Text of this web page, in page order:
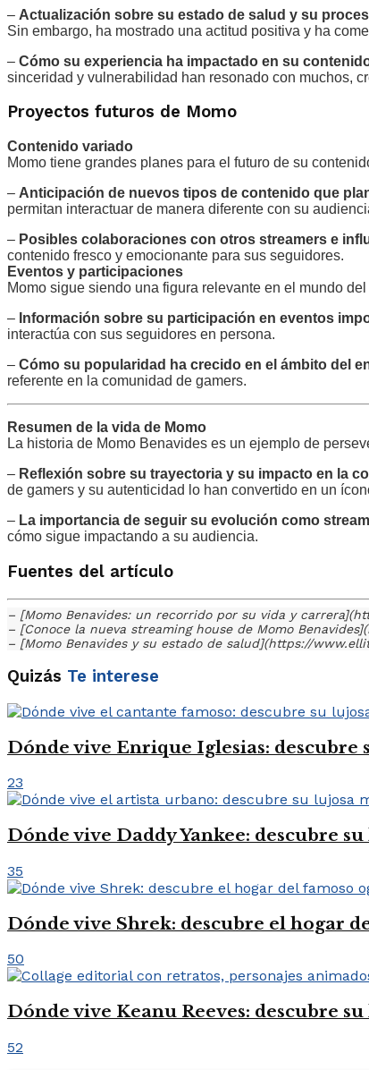
– Actualización sobre su estado de salud y su
Sin embargo, ha mostrado una actitud positiva y ha
– Cómo su experiencia ha impactado en su
sinceridad y vulnerabilidad han resonado con muchos,
Proyectos futuros de Momo
Contenido variado
Momo tiene grandes planes para el futuro de su
– Anticipación de nuevos tipos de contenido que
permitan interactuar de manera diferente con su
– Posibles colaboraciones con otros streamers e
contenido fresco y emocionante para sus seguidores.
Eventos y participaciones
Momo sigue siendo una figura relevante en el mundo
– Información sobre su participación en eventos
interactúa con sus seguidores en persona.
– Cómo su popularidad ha crecido en el ámbito del
referente en la comunidad de gamers.
Resumen de la vida de Momo
La historia de Momo Benavides es un ejemplo de
– Reflexión sobre su trayectoria y su impacto en la
de gamers y su autenticidad lo han convertido en un
– La importancia de seguir su evolución como
cómo sigue impactando a su audiencia.
Fuentes del artículo
– [Momo Benavides: un recorrido por su vida y
– [Conoce la nueva streaming house de Momo
– [Momo Benavides y su estado de salud](https://
Quizás Te interese
Dónde vive Enrique Iglesias:
23
Dónde vive Daddy Yankee: descubre
35
Dónde vive Shrek: descubre el hogar
50
Dónde vive Keanu Reeves: descubre
52